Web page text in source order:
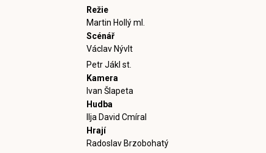
Režie
Martin Hollý ml.
Scénář
Václav Nývlt
Petr Jákl st.
Kamera
Ivan Šlapeta
Hudba
Ilja David Cmíral
Hrají
Radoslav Brzobohatý